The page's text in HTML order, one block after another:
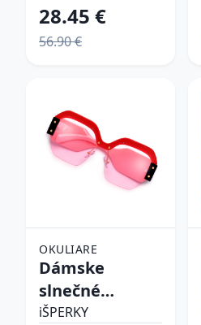
28.45 €
56.90 €
OKULIARE
Dámske
slnečné
okuliare
iŠPERKY